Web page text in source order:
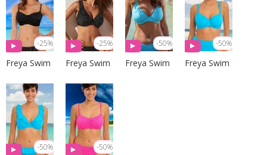
-25%
Freya Swim
-25%
Freya Swim
-50%
Freya Swim
-50%
Freya Swim
-50% -50%